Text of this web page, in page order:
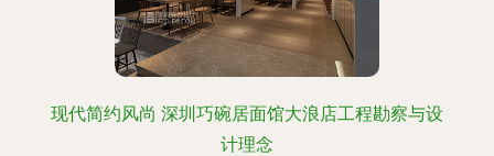
现代简约风尚 深圳巧碗居面馆大浪店工程勘察与设
计理念